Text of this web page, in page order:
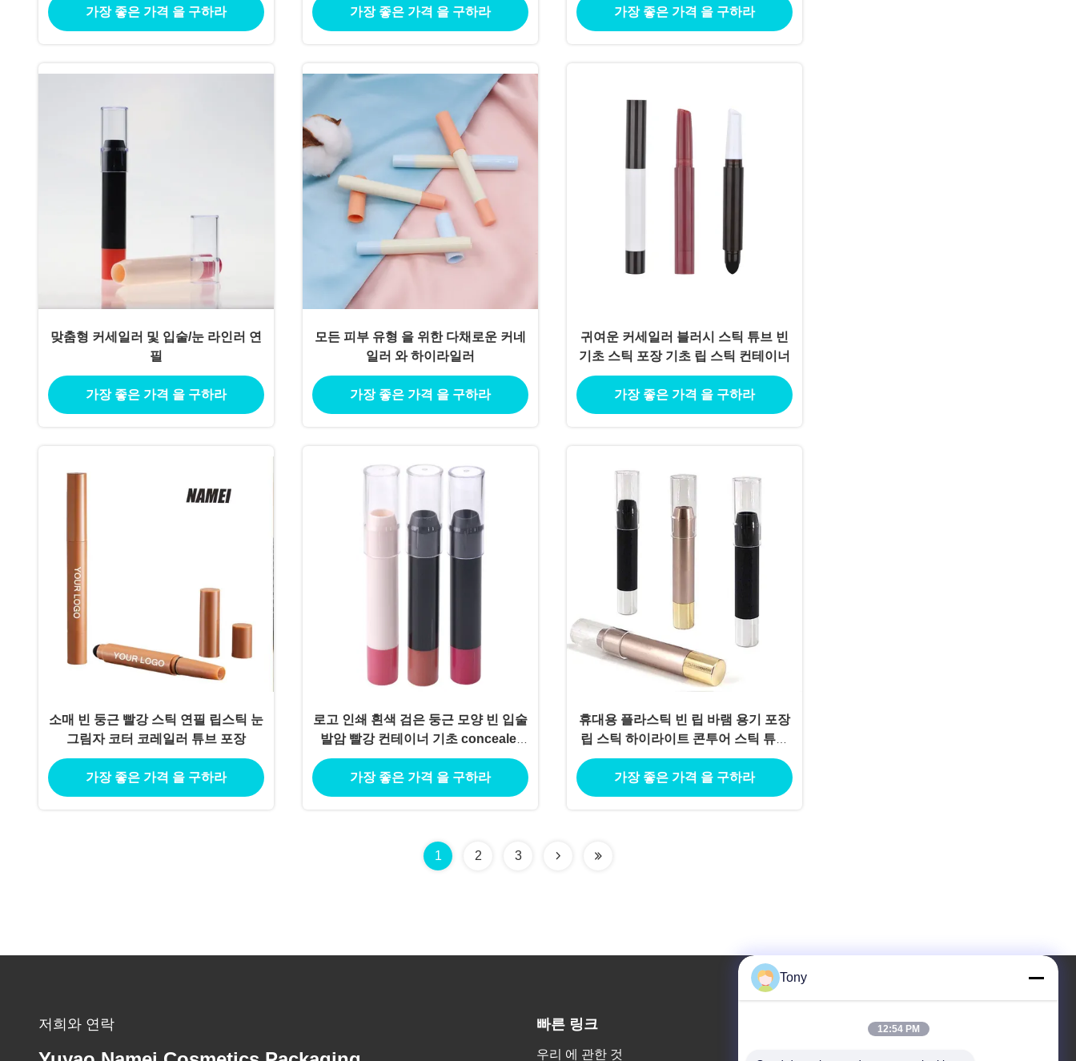
가장 좋은 가격 을 구하라
가장 좋은 가격 을 구하라
가장 좋은 가격 을 구하라
맞춤형 커세일러 및 입술/눈 라인러 연
필
가장 좋은 가격 을 구하라
모든 피부 유형 을 위한 다채로운 커네
일러 와 하이라일러
가장 좋은 가격 을 구하라
귀여운 커세일러 블러시 스틱 튜브 빈
기초 스틱 포장 기초 립 스틱 컨테이너
가장 좋은 가격 을 구하라
소매 빈 둥근 빨강 스틱 연필 립스틱 눈
그림자 코터 코레일러 튜브 포장
가장 좋은 가격 을 구하라
로고 인쇄 흰색 검은 둥근 모양 빈 입술
발암 빨강 컨테이너 기초 concealer
스틱 튜브
가장 좋은 가격 을 구하라
휴대용 플라스틱 빈 립 바램 용기 포장
립 스틱 하이라이트 콘투어 스틱 튜브
립 스틱 튜브
가장 좋은 가격 을 구하라
1 2 3
저희와 연락 빠른 링크
우리 에 관한 것
Tony
12:54 PM